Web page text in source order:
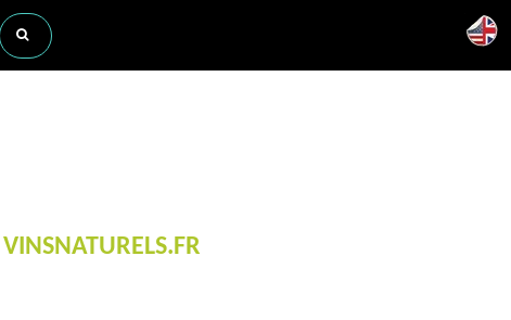
VINSNATURELS.FR